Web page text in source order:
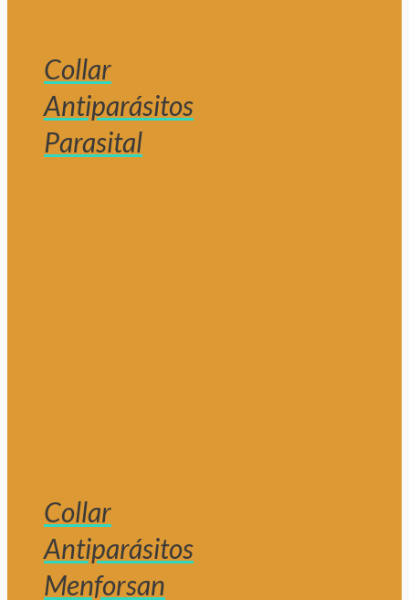
Collar
Antiparásitos
Parasital
Collar
Antiparásitos
Menforsan